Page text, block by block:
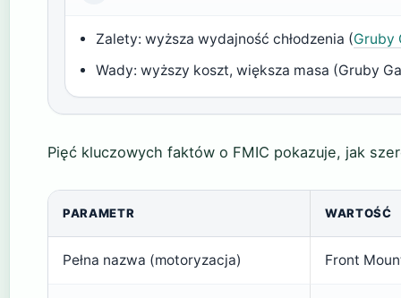
Zalety: wyższa wydajność chłodzenia (Gruby
Wady: wyższy koszt, większa masa (Gruby
Pięć kluczowych faktów o FMIC pokazuje, jak
PARAMETR WARTOŚĆ
Pełna nazwa (motoryzacja) Front